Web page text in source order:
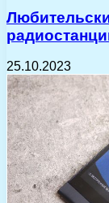
25.10.2023